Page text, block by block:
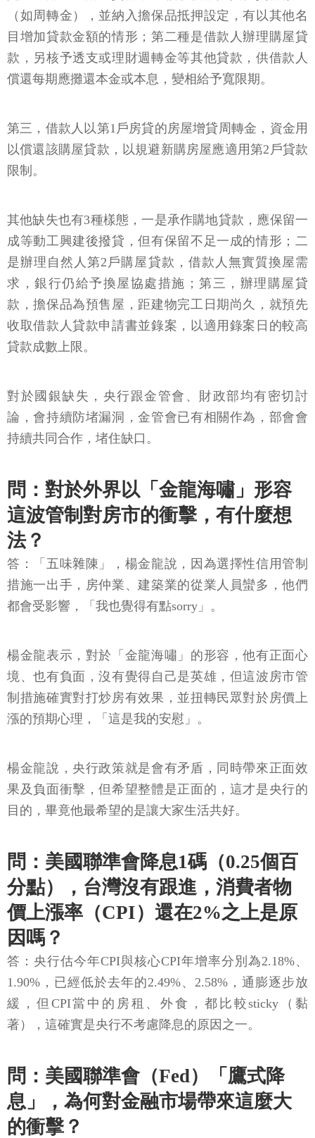
（如周轉金），並納入擔保品抵押設定，有以其他名
目增加貸款金額的情形；第二種是借款人辦理購屋貸
款，另核予透支或理財週轉金等其他貸款，供借款人
償還每期應攤還本金或本息，變相給予寬限期。
第三，借款人以第1戶房貸的房屋增貸周轉金，資金用
以償還該購屋貸款，以規避新購房屋應適用第2戶貸款
限制。
其他缺失也有3種樣態，一是承作購地貸款，應保留一
成等動工興建後撥貸，但有保留不足一成的情形；二
是辦理自然人第2戶購屋貸款，借款人無實質換屋需
求，銀行仍給予換屋協處措施；第三，辦理購屋貸
款，擔保品為預售屋，距建物完工日期尚久，就預先
收取借款人貸款申請書並錄案，以適用錄案日的較高
貸款成數上限。
對於國銀缺失，央行跟金管會、財政部均有密切討
論，會持續防堵漏洞，金管會已有相關作為，部會會
持續共同合作，堵住缺口。
問：對於外界以「金龍海嘯」形容
這波管制對房市的衝擊，有什麼想
法？
答：「五味雜陳」，楊金龍說，因為選擇性信用管制
措施一出手，房仲業、建築業的從業人員蠻多，他們
都會受影響，「我也覺得有點sorry」。
楊金龍表示，對於「金龍海嘯」的形容，他有正面心
境、也有負面，沒有覺得自己是英雄，但這波房市管
制措施確實對打炒房有效果，並扭轉民眾對於房價上
漲的預期心理，「這是我的安慰」。
楊金龍說，央行政策就是會有矛盾，同時帶來正面效
果及負面衝擊，但希望整體是正面的，這才是央行的
目的，畢竟他最希望的是讓大家生活共好。
問：美國聯準會降息1碼（0.25個百
分點），台灣沒有跟進，消費者物
價上漲率（CPI）還在2%之上是原
因嗎？
答：央行估今年CPI與核心CPI年增率分別為2.18%、
1.90%，已經低於去年的2.49%、2.58%，通膨逐步放
緩，但CPI當中的房租、外食，都比較sticky（黏
著），這確實是央行不考慮降息的原因之一。
問：美國聯準會（Fed）「鷹式降
息」，為何對金融市場帶來這麼大
的衝擊？